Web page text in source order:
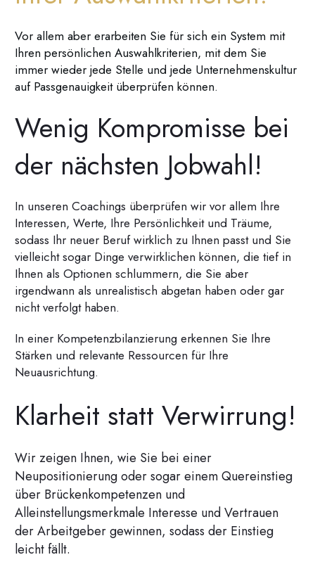
Vor allem aber erarbeiten Sie für sich ein System mit
Ihren persönlichen Auswahlkriterien, mit dem Sie
immer wieder jede Stelle und jede Unternehmenskultur
auf Passgenauigkeit überprüfen können.
Wenig Kompromisse bei
der nächsten Jobwahl!
In unseren Coachings überprüfen wir vor allem Ihre
Interessen, Werte, Ihre Persönlichkeit und Träume,
sodass Ihr neuer Beruf wirklich zu Ihnen passt und Sie
vielleicht sogar Dinge verwirklichen können, die tief in
Ihnen als Optionen schlummern, die Sie aber
irgendwann als unrealistisch abgetan haben oder gar
nicht verfolgt haben.
In einer Kompetenzbilanzierung erkennen Sie Ihre
Stärken und relevante Ressourcen für Ihre
Neuausrichtung.
Klarheit statt Verwirrung!
Wir zeigen Ihnen, wie Sie bei einer
Neupositionierung oder sogar einem Quereinstieg
über Brückenkompetenzen und
Alleinstellungsmerkmale Interesse und Vertrauen
der Arbeitgeber gewinnen, sodass der Einstieg
leicht fällt.